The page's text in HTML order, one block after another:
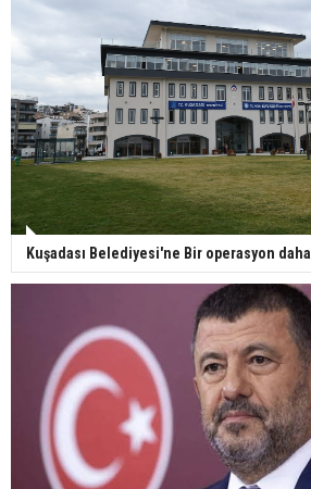
Kuşadası Belediyesi'ne Bir operasyon daha